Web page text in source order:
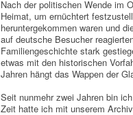
Nach der politischen Wende im
Heimat, um ernüchtert
heruntergekommen waren und
auf deutsche Besucher
Familiengeschichte stark
etwas mit den historischen
Jahren hängt das Wappen der
Seit nunmehr zwei Jahren bin
Zeit hatte ich mit unserem